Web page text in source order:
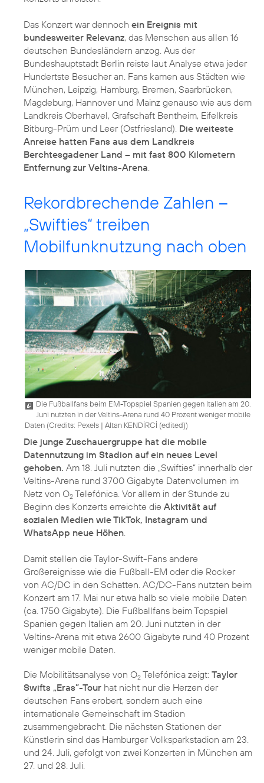
Das Konzert war dennoch ein Ereignis mit
bundesweiter Relevanz, das Menschen aus allen 16
deutschen Bundesländern anzog. Aus der
Bundeshauptstadt Berlin reiste laut Analyse etwa jeder
Hundertste Besucher an. Fans kamen aus Städten wie
München, Leipzig, Hamburg, Bremen, Saarbrücken,
Magdeburg, Hannover und Mainz genauso wie aus dem
Landkreis Oberhavel, Grafschaft Bentheim, Eifelkreis
Bitburg-Prüm und Leer (Ostfriesland). Die weiteste
Anreise hatten Fans aus dem Landkreis
Berchtesgadener Land – mit fast 800 Kilometern
Entfernung zur Veltins-Arena.
Rekordbrechende Zahlen –
„Swifties“ treiben
Mobilfunknutzung nach oben
Die Fußballfans beim EM-Topspiel Spanien gegen Italien am 20.
Juni nutzten in der Veltins-Arena rund 40 Prozent weniger mobile
Daten (Credits: Pexels | Altan KENDİRCİ (edited))
Die junge Zuschauergruppe hat die mobile
Datennutzung im Stadion auf ein neues Level
gehoben. Am 18. Juli nutzten die „Swifties“ innerhalb der
Veltins-Arena rund 3700 Gigabyte Datenvolumen im
Netz von O2 Telefónica. Vor allem in der Stunde zu
Beginn des Konzerts erreichte die Aktivität auf
sozialen Medien wie TikTok, Instagram und
WhatsApp neue Höhen
Damit stellen die Taylor-Swift-Fans andere
Großereignisse wie die Fußball-EM oder die Rocker
von AC/DC in den Schatten. AC/DC-Fans nutzten beim
Konzert am 17. Mai nur etwa halb so viele mobile Daten
(ca. 1750 Gigabyte). Die Fußballfans beim Topspiel
Spanien gegen Italien am 20. Juni nutzten in der
Veltins-Arena mit etwa 2600 Gigabyte rund 40 Prozent
weniger mobile Daten.
Die Mobilitätsanalyse von O2 Telefónica zeigt: Taylor
Swifts „Eras”-Tour hat nicht nur die Herzen der
deutschen Fans erobert, sondern auch eine
internationale Gemeinschaft im Stadion
zusammengebracht. Die nächsten Stationen der
Künstlerin sind das Hamburger Volksparkstadion am 23.
und 24. Juli, gefolgt von zwei Konzerten in München am
27. und 28. Juli.